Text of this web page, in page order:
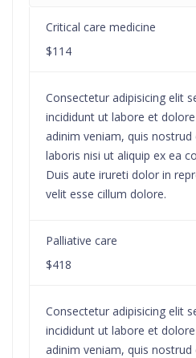
Critical care medicine
$114
Consectetur adipisicing elit
incididunt ut labore et
adinim veniam, quis
laboris nisi ut aliquip ex ea
Duis aute irureti dolor in
velit esse cillum dolore.
Palliative care
$418
Consectetur adipisicing elit
incididunt ut labore et
adinim veniam, quis